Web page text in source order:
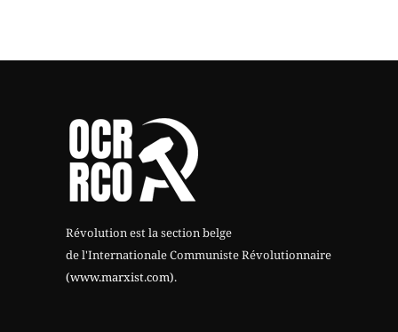
Révolution est la section belge
de l'Internationale Communiste Révolutionnaire
(www.marxist.com).